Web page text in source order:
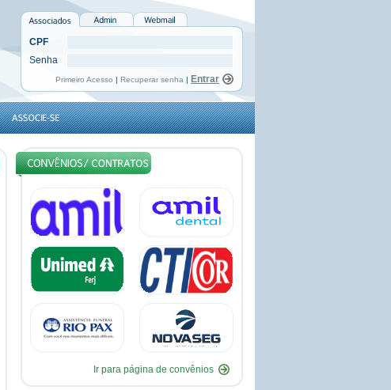
CPF
Senha
Primeiro Acesso | Recuperar senha |
Ir para página de convênios